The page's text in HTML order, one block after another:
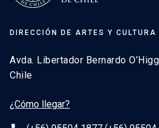
DIRECCIÓN DE ARTES Y CULTURA
Avda. Libertador Bernardo
Chile
¿Cómo llegar?